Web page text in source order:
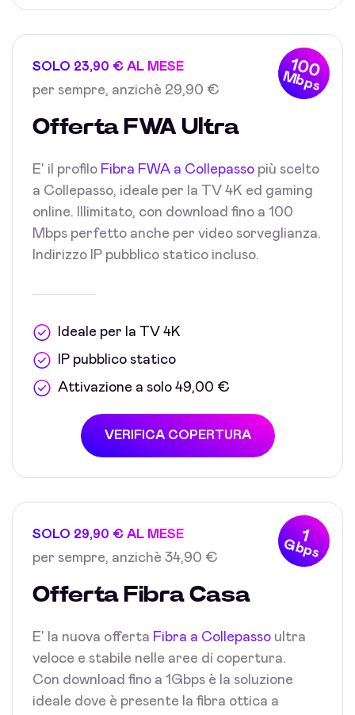
100
Mbps
SOLO 23,90 € AL MESE
per sempre, anzichè 29,90 €
Offerta FWA Ultra
E' il profilo Fibra FWA a Collepasso più scelto
a Collepasso, ideale per la TV 4K ed gaming
online. Illimitato, con download fino a 100
Mbps perfetto anche per video sorveglianza.
Indirizzo IP pubblico statico incluso.
Ideale per la TV 4K
IP pubblico statico
Attivazione a solo 49,00 €
VERIFICA COPERTURA
1
Gbps
SOLO 29,90 € AL MESE
per sempre, anzichè 34,90 €
Offerta Fibra Casa
E' la nuova offerta Fibra a Collepasso ultra
veloce e stabile nelle aree di copertura.
Con download fino a 1Gbps è la soluzione
ideale dove è presente la fibra ottica a